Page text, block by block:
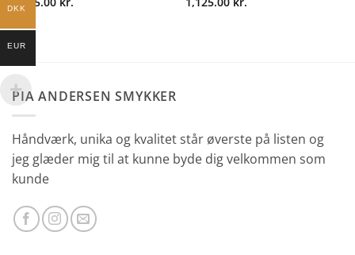
PIA ANDERSEN SMYKKER
Håndværk, unika og kvalitet står øverste på listen og
jeg glæder mig til at kunne byde dig velkommen som
kunde
DKK
EUR